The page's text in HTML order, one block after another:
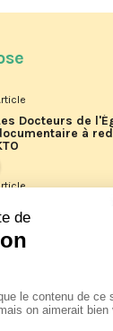
Docteurs de
à
Les reportages
La visite pastorale
à Assise à
6 août